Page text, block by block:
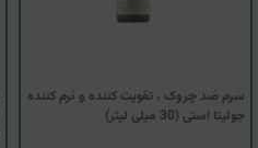
سرم ضد چروک ، تقویت کننده و نرم کننده
جولیتا استی (30 میلی لیتر)